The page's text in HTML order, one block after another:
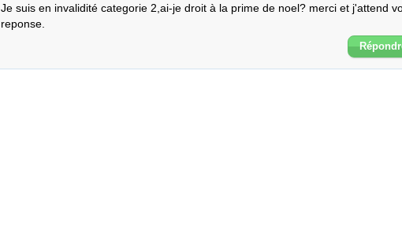
Je suis en invalidité categorie 2,ai-je droit à la prime de noel? merci et j'attend
reponse.